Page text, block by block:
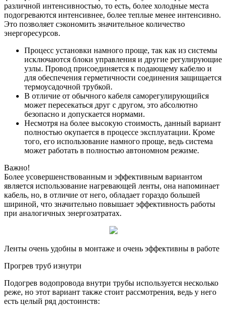
различной интенсивностью, то есть, более холодные места
подогреваются интенсивнее, более теплые менее интенсивно.
Это позволяет сэкономить значительное количество
энергоресурсов.
Процесс установки намного проще, так как из системы
исключаются блоки управления и другие регулирующие
узлы. Провод присоединяется к подающему кабелю и
для обеспечения герметичности соединения защищается
термоусадочной трубкой.
В отличие от обычного кабеля саморегулирующийся
может пересекаться друг с другом, это абсолютно
безопасно и допускается нормами.
Несмотря на более высокую стоимость, данный вариант
полностью окупается в процессе эксплуатации. Кроме
того, его использование намного проще, ведь система
может работать в полностью автономном режиме.
Важно!
Более усовершенствованным и эффективным вариантом
является использование нагревающей ленты, она напоминает
кабель, но, в отличие от него, обладает гораздо большей
шириной, что значительно повышает эффективность работы
при аналогичных энергозатратах.
Ленты очень удобны в монтаже и очень эффективны в работе
Прогрев труб изнутри
Подогрев водопровода внутри трубы используется несколько
реже, но этот вариант также стоит рассмотрения, ведь у него
есть целый ряд достоинств: